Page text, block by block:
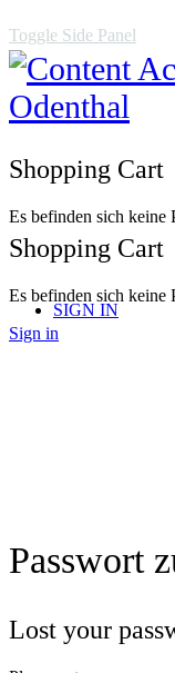
Toggle Side Panel
Shopping Cart
Es befinden sich keine
Sign in
Shopping Cart
Es befinden sich keine
SIGN IN
Passwort
Lost your